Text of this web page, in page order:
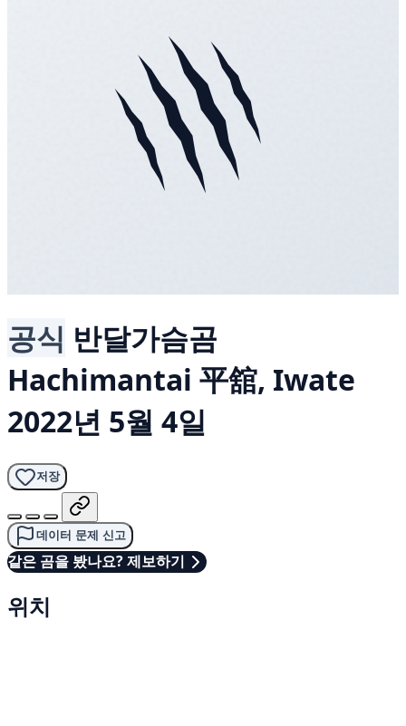
공식 반달가슴곰
Hachimantai 平舘, Iwate
2022년 5월 4일
저장
데이터 문제 신고
같은 곰을 봤나요? 제보하기
위치